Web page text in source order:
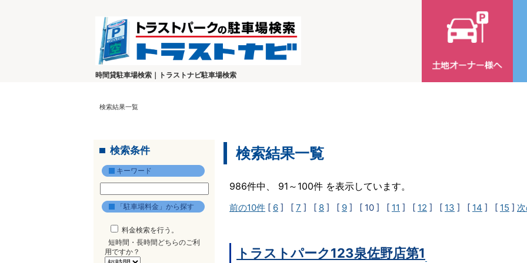
時間貸駐車場検索｜トラストナビ駐車場検索
検索結果一覧
検索条件
キーワード
「駐車場料金」から探す
料金検索を行う。
短時間・長時間どちらのご利
用ですか？
検索結果一覧
986件中、 91～100件 を表示しています。
前の10件 [ 6 ] [ 7 ] [ 8 ] [ 9 ] [ 10 ] [ 11 ] [ 12 ] [ 13 ] [ 14 ] [ 15 ]
トラストパーク123泉佐野店第1